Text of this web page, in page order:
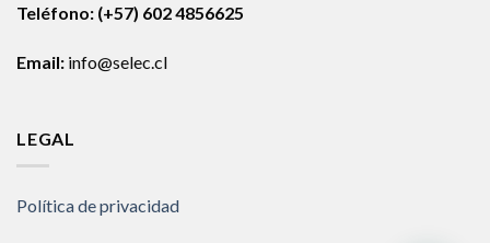
Teléfono: (+57) 602 4856625
Email: info@selec.cl
LEGAL
Política de privacidad